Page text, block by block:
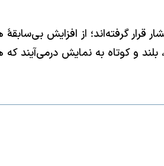
فشار قرار گرفته‌اند؛ از افزایش
گرایش‌های اقتدارگرایانه. امسال ۴۰ فیلم در قالب مستند،